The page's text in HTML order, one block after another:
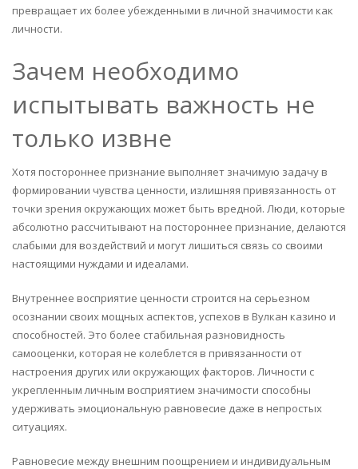
превращает их более убежденными в личной значимости как
личности.
Зачем необходимо
испытывать важность не
только извне
Хотя постороннее признание выполняет значимую задачу в
формировании чувства ценности, излишняя привязанность от
точки зрения окружающих может быть вредной. Люди, которые
абсолютно рассчитывают на постороннее признание, делаются
слабыми для воздействий и могут лишиться связь со своими
настоящими нуждами и идеалами.
Внутреннее восприятие ценности строится на серьезном
осознании своих мощных аспектов, успехов в Вулкан казино и
способностей. Это более стабильная разновидность
самооценки, которая не колеблется в привязанности от
настроения других или окружающих факторов. Личности с
укрепленным личным восприятием значимости способны
удерживать эмоциональную равновесие даже в непростых
ситуациях.
Равновесие между внешним поощрением и индивидуальным